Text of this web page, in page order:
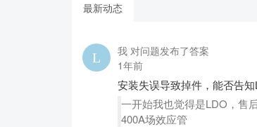
最新动态
我 对问题发布了答案
1年前
安装失误导致掉件，能否告
一开始我也觉得是LDO，售
400A场效应管